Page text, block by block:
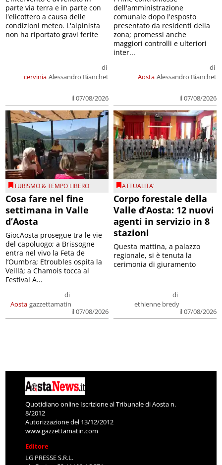
cervinia
di
Alessandro Bianchet
il 07/08/2026
parte via terra e in parte con
l'elicottero a causa delle
condizioni meteo. L'alpinista
non ha riportato gravi ferite
Aosta
di
Alessandro Bianchet
il 07/08/2026
dell'amministrazione
comunale dopo l'esposto
presentato da residenti della
zona; promessi anche
maggiori controlli e ulteriori
inter...
TURISMO & TEMPO LIBERO
Cosa fare nel fine
settimana in Valle
d’Aosta
Aosta
di
gazzettamatin
il 07/08/2026
GiocAosta prosegue tra le vie
del capoluogo; a Brissogne
entra nel vivo la Feta de
l’Oumbra; Etroubles ospita la
Veillà; a Chamois tocca al
Festival A...
ATTUALITA'
Corpo forestale della
Valle d’Aosta: 12 nuovi
agenti in servizio in 8
stazioni
di
ethienne bredy
il 07/08/2026
Questa mattina, a palazzo
regionale, si è tenuta la
cerimonia di giuramento
Quotidiano online Iscrizione al Tribunale di Aosta n.
8/2012
Autorizzazione del 13/12/2012
www.gazzettamatin.com
Editore
LG PRESSE S.R.L.